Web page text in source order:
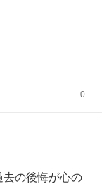
0
去の後悔が心の